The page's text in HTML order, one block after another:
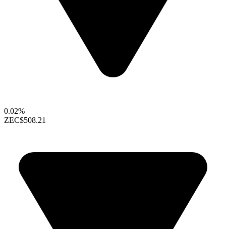
0.02%
ZEC$508.21